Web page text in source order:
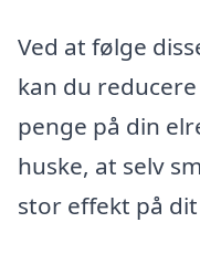
Ved at følge
kan du
penge på din
huske, at selv
stor effekt på